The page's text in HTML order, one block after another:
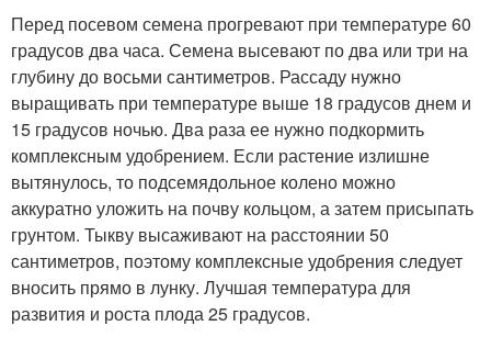
Перед посевом семена прогревают при температуре 60
градусов два часа. Семена высевают по два или три на
глубину до восьми сантиметров. Рассаду нужно
выращивать при температуре выше 18 градусов днем и
15 градусов ночью. Два раза ее нужно подкормить
комплексным удобрением. Если растение излишне
вытянулось, то подсемядольное колено можно
аккуратно уложить на почву кольцом, а затем присыпать
грунтом. Тыкву высаживают на расстоянии 50
сантиметров, поэтому комплексные удобрения следует
вносить прямо в лунку. Лучшая температура для
развития и роста плода 25 градусов.